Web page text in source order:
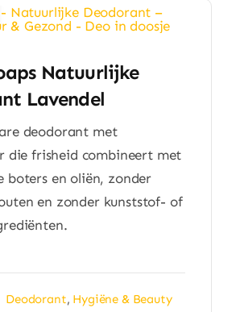
Natuurlijke
Lavendel
deodorant met
die frisheid combineert met
boters en oliën, zonder
en zonder kunststof- of
Deodorant, Hygiëne & Beauty